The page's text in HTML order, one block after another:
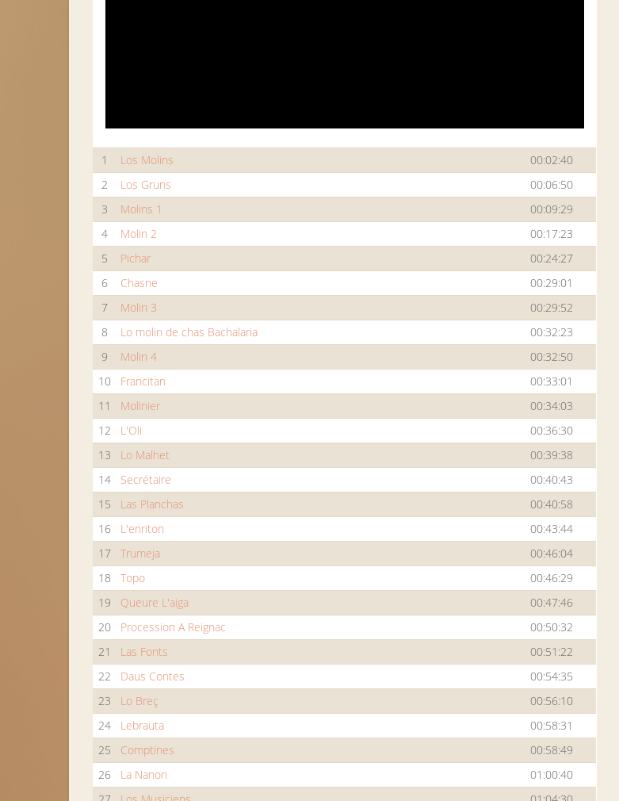
1 Los Molins
00:02:40
2
Los Gruns
00:06:50
3
Molins 1
00:09:29
4
Molin 2
00:17:23
5
Pichar
00:24:27
6
Chasne
00:29:01
7
Molin 3
00:29:52
8
Lo molin de chas Bachalaria
00:32:23
9
Molin 4
00:32:50
10
Francitan
00:33:01
11
Molinier
00:34:03
12
L'Oli
00:36:30
13
Lo Malhet
00:39:38
14
Secrétaire
00:40:43
15
Las Planchas
00:40:58
16
L'enriton
00:43:44
17
Trumeja
00:46:04
18
Topo
00:46:29
19
Queure L'aiga
00:47:46
20
Procession A Reignac
00:50:32
21
Las Fonts
00:51:22
22
Daus Contes
00:54:35
23
Lo Breç
00:56:10
24
Lebrauta
00:58:31
25
Comptines
00:58:49
26
La Nanon
01:00:40